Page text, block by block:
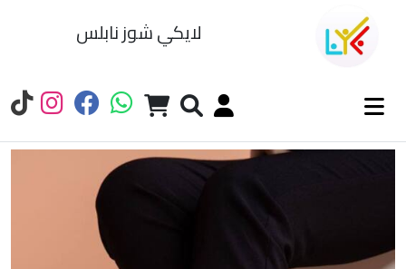
لايكي شوز نابلس